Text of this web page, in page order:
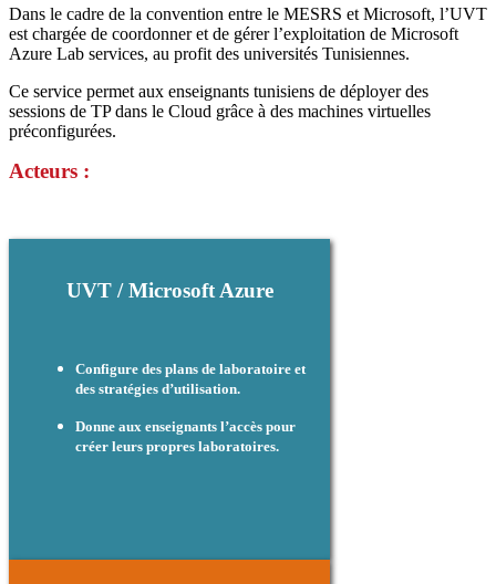
Dans le cadre de la convention entre le MESRS et Microsoft, l’UVT
est chargée de coordonner et de gérer l’exploitation de Microsoft
Azure Lab services, au profit des universités Tunisiennes.
Ce service permet aux enseignants tunisiens de déployer des
sessions de TP dans le Cloud grâce à des machines virtuelles
préconfigurées.
Acteurs :
UVT / Microsoft Azure
Configure des plans de laboratoire et
des stratégies d’utilisation.
Donne aux enseignants l’accès pour
créer leurs propres laboratoires.